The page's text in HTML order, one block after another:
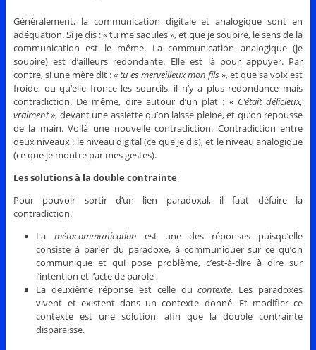
Généralement, la communication digitale et analogique sont en
adéquation. Si je dis : « tu me saoules », et que je soupire, le sens de la
communication est le même. La communication analogique (je
soupire) est d’ailleurs redondante. Elle est là pour appuyer. Par
contre, si une mère dit : «tu es merveilleux mon fils », et que sa voix est
froide, ou qu’elle fronce les sourcils, il n’y a plus redondance mais
contradiction. De même, dire autour d’un plat : « C’était délicieux,
vraiment», devant une assiette qu’on laisse pleine, et qu’on repousse
de la main. Voilà une nouvelle contradiction. Contradiction entre
deux niveaux : le niveau digital (ce que je dis), et le niveau analogique
(ce que je montre par mes gestes).
Les solutions à la double contrainte
Pour pouvoir sortir d’un lien paradoxal, il faut défaire la
contradiction.
La métacommunication est une des réponses puisqu’elle
consiste à parler du paradoxe, à communiquer sur ce qu’on
communique et qui pose problème, c’est-à-dire à dire sur
l’intention et l’acte de parole ;
La deuxième réponse est celle ducontexte. Les paradoxes
vivent et existent dans un contexte donné. Et modifier ce
contexte est une solution, afin que la double contrainte
disparaisse.